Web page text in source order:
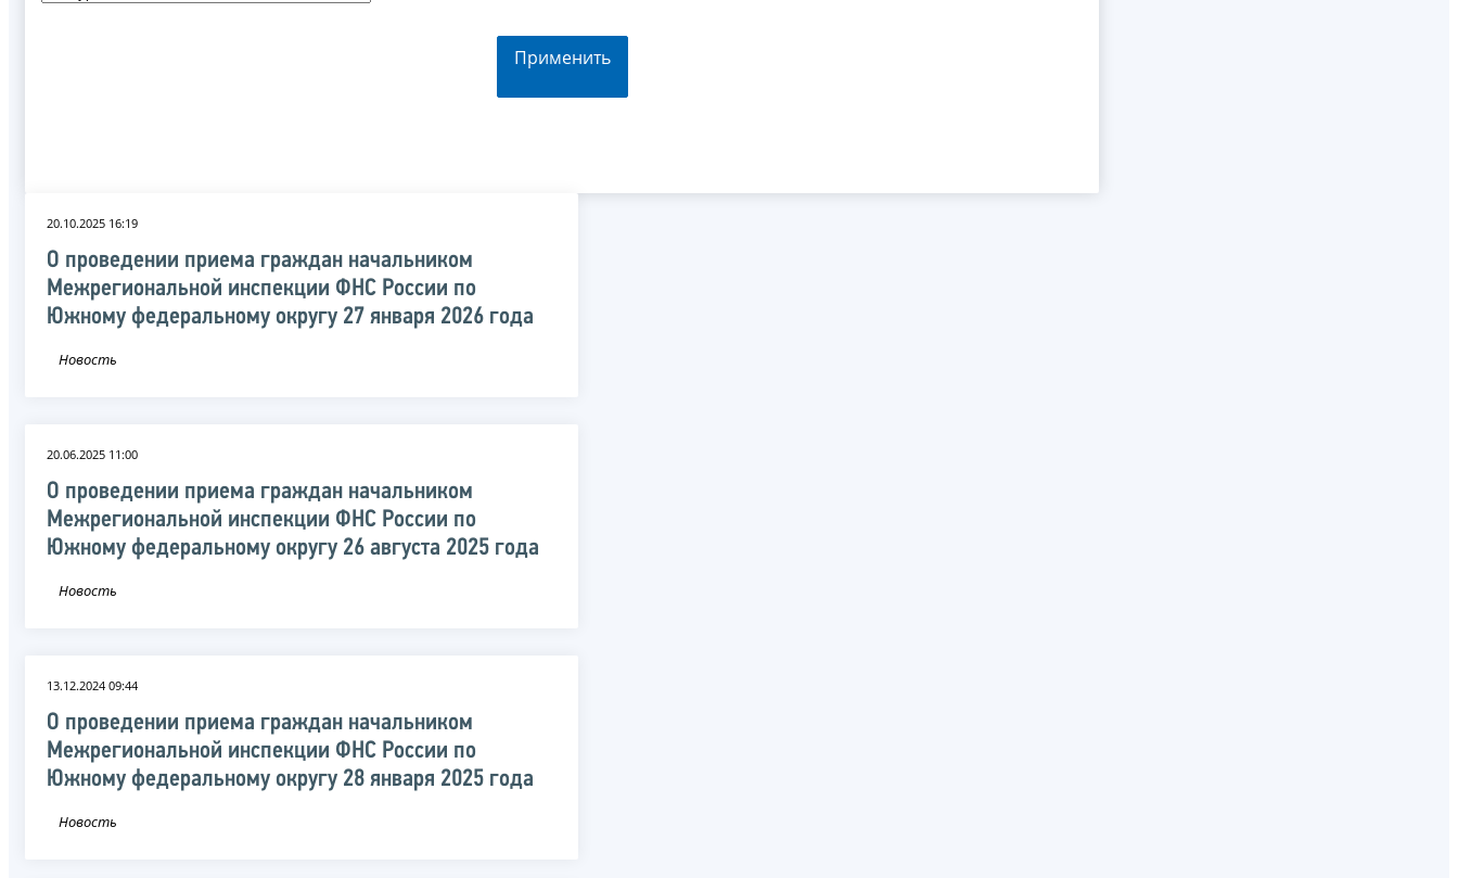
Применить
20.10.2025 16:19
О проведении приема граждан начальником
Межрегиональной инспекции ФНС России по
Южному федеральному округу 27 января 2026 года
Новость
20.06.2025 11:00
О проведении приема граждан начальником
Межрегиональной инспекции ФНС России по
Южному федеральному округу 26 августа 2025 года
Новость
13.12.2024 09:44
О проведении приема граждан начальником
Межрегиональной инспекции ФНС России по
Южному федеральному округу 28 января 2025 года
Новость